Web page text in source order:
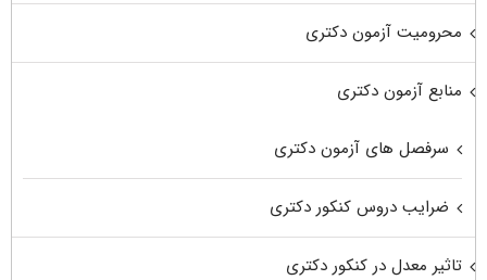
محرومیت آزمون دکتری
منابع آزمون دکتری
سرفصل های آزمون دکتری
ضرایب دروس کنکور دکتری
تاثیر معدل در کنکور دکتری